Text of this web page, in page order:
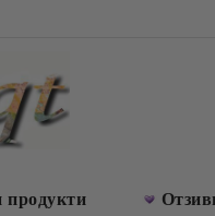
продукти